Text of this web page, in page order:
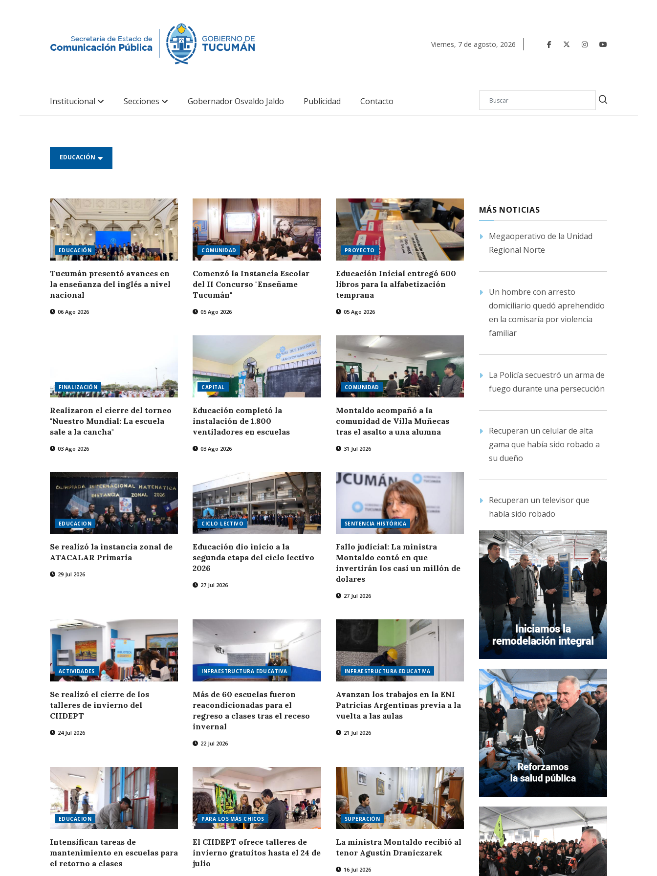
Viernes, 7 de agosto, 2026
Institucional Secciones Gobernador Osvaldo Jaldo Publicidad Contacto
EDUCACIÓN
EDUCACIÓN
Tucumán presentó avances en
la enseñanza del inglés a nivel
nacional
06 Ago 2026
COMUNIDAD
Comenzó la Instancia Escolar
del II Concurso "Enseñame
Tucumán"
05 Ago 2026
PROYECTO
Educación Inicial entregó 600
libros para la alfabetización
temprana
05 Ago 2026
FINALIZACIÓN
Realizaron el cierre del torneo
"Nuestro Mundial: La escuela
sale a la cancha"
03 Ago 2026
CAPITAL
Educación completó la
instalación de 1.800
ventiladores en escuelas
03 Ago 2026
COMUNIDAD
Montaldo acompañó a la
comunidad de Villa Muñecas
tras el asalto a una alumna
31 Jul 2026
EDUCACION
Se realizó la instancia zonal de
ATACALAR Primaria
29 Jul 2026
CICLO LECTIVO
Educación dio inicio a la
segunda etapa del ciclo lectivo
2026
27 Jul 2026
SENTENCIA HISTÓRICA
Fallo judicial: La ministra
Montaldo contó en que
invertirán los casí un millón de
dolares
27 Jul 2026
ACTIVIDADES
Se realizó el cierre de los
talleres de invierno del
CIIDEPT
24 Jul 2026
INFRAESTRUCTURA EDUCATIVA
Más de 60 escuelas fueron
reacondicionadas para el
regreso a clases tras el receso
invernal
22 Jul 2026
INFRAESTRUCTURA EDUCATIVA
Avanzan los trabajos en la ENI
Patricias Argentinas previa a la
vuelta a las aulas
21 Jul 2026
EDUCACION
Intensifican tareas de
mantenimiento en escuelas para
el retorno a clases
PARA LOS MÁS CHICOS
El CIIDEPT ofrece talleres de
invierno gratuitos hasta el 24 de
julio
SUPERACIÓN
La ministra Montaldo recibió al
tenor Agustín Draniczarek
16 Jul 2026
MÁS NOTICIAS
Megaoperativo de la Unidad
Regional Norte
Un hombre con arresto
domiciliario quedó aprehendido
en la comisaría por violencia
familiar
La Policía secuestró un arma de
fuego durante una persecución
Recuperan un celular de alta
gama que había sido robado a
su dueño
Recuperan un televisor que
había sido robado